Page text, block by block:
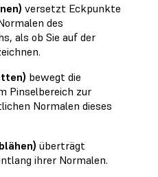
versetzt Eckpunkte
des
als ob Sie auf der
bewegt die
Pinselbereich zur
Normalen dieses
überträgt
ihrer Normalen.